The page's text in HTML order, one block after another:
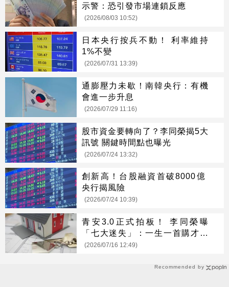
Recommended by
示警：恐引發市場連鎖反應
(2026/08/03 10:52)
日本央行按兵不動！ 利率維持
1%不變
(2026/07/31 13:39)
通膨壓力未歇！南韓央行：有機
會進一步升息
(2026/07/29 11:16)
股市資金要轉向了？李同榮揭5大
訊號 關鍵時間點也曝光
(2026/07/24 13:32)
創新高！台股融資首破8000億
央行揭風險
(2026/07/24 10:39)
青安3.0正式拍板！ 李同榮曝
「七大迷失」：一生一首購才是
正解
(2026/07/16 12:49)